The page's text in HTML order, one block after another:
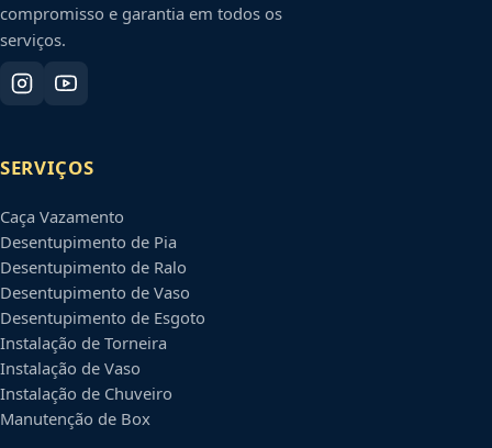
compromisso e garantia em todos os
serviços.
SERVIÇOS
Caça Vazamento
Desentupimento de Pia
Desentupimento de Ralo
Desentupimento de Vaso
Desentupimento de Esgoto
Instalação de Torneira
Instalação de Vaso
Instalação de Chuveiro
Manutenção de Box